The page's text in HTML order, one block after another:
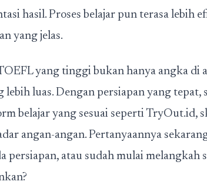
hasil. Proses belajar pun terasa lebih
yang jelas.
yang tinggi bukan hanya angka di
lebih luas. Dengan persiapan yang tepat,
belajar yang sesuai seperti TryOut.id,
angan-angan. Pertanyaannya
persiapan, atau sudah mulai melangkah